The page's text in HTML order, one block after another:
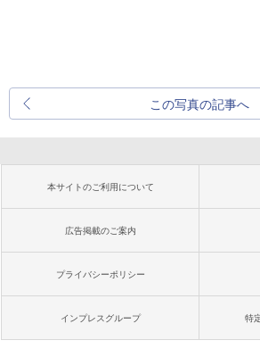
この写真の記事へ
本サイトのご利用について
広告掲載のご案内
プライバシーポリシー
インプレスグループ 特